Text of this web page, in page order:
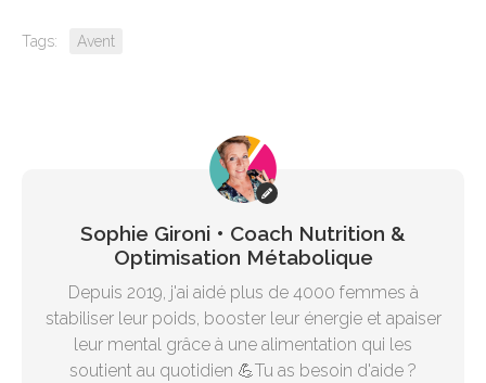
Tags: Avent
Sophie Gironi • Coach Nutrition &
Optimisation Métabolique
Depuis 2019, j'ai aidé plus de 4000 femmes à
stabiliser leur poids, booster leur énergie et apaiser
leur mental grâce à une alimentation qui les
soutient au quotidien 💪Tu as besoin d'aide ?